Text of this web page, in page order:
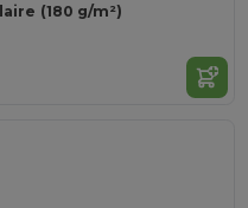
(180 g/m²)